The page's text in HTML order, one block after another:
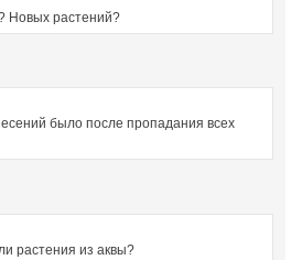
Новых растений?
было после пропадания всех
растения из аквы?